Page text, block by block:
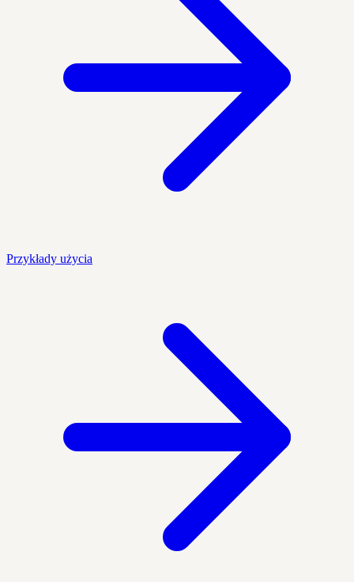
Przykłady użycia